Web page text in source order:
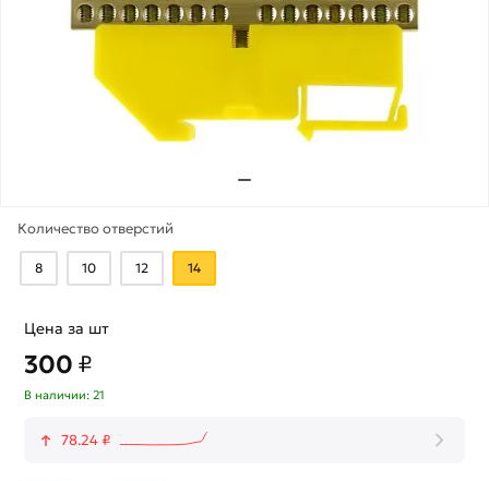
Количество отверстий
8 10 12 14
Цена за шт
300 ₽
В наличии: 21
78.24 ₽